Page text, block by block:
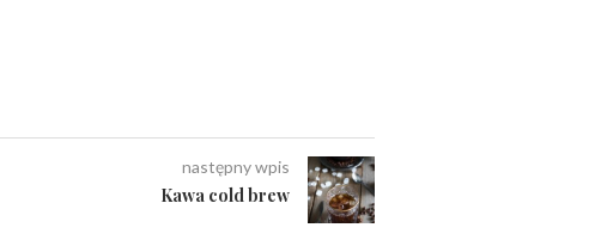
następny wpis
Kawa cold brew